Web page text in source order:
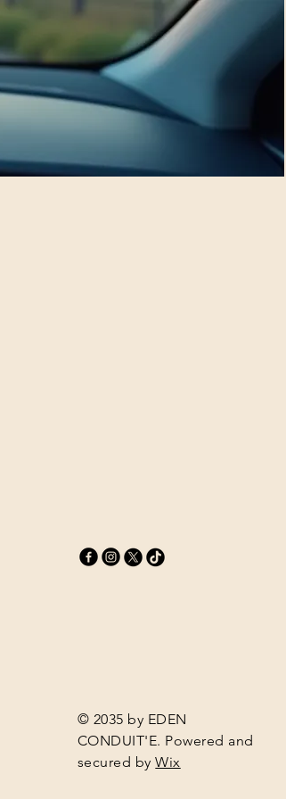
© 2035 by EDEN
CONDUIT'E. Powered and
secured by Wix